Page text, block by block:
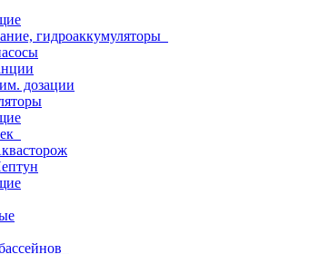
гидроаккумуляторы
дозации